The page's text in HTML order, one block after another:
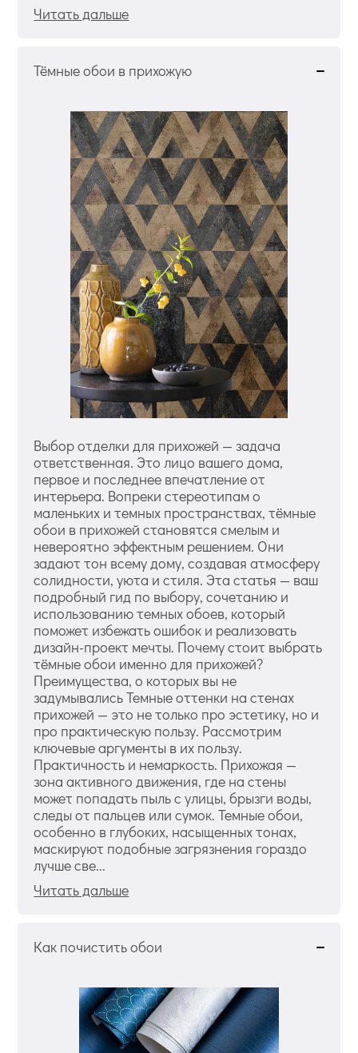
Читать дальше
Тёмные обои в прихожую
Выбор отделки для прихожей — задача
ответственная. Это лицо вашего дома,
первое и последнее впечатление от
интерьера. Вопреки стереотипам о
маленьких и темных пространствах, тёмные
обои в прихожей становятся смелым и
невероятно эффектным решением. Они
задают тон всему дому, создавая атмосферу
солидности, уюта и стиля. Эта статья — ваш
подробный гид по выбору, сочетанию и
использованию темных обоев, который
поможет избежать ошибок и реализовать
дизайн-проект мечты. Почему стоит выбрать
тёмные обои именно для прихожей?
Преимущества, о которых вы не
задумывались Темные оттенки на стенах
прихожей — это не только про эстетику, но и
про практическую пользу. Рассмотрим
ключевые аргументы в их пользу.
Практичность и немаркость. Прихожая —
зона активного движения, где на стены
может попадать пыль с улицы, брызги воды,
следы от пальцев или сумок. Темные обои,
особенно в глубоких, насыщенных тонах,
маскируют подобные загрязнения гораздо
лучше све...
Читать дальше
Как почистить обои